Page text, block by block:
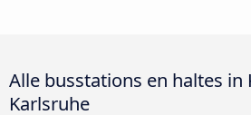
Alle busstations en haltes in
Karlsruhe